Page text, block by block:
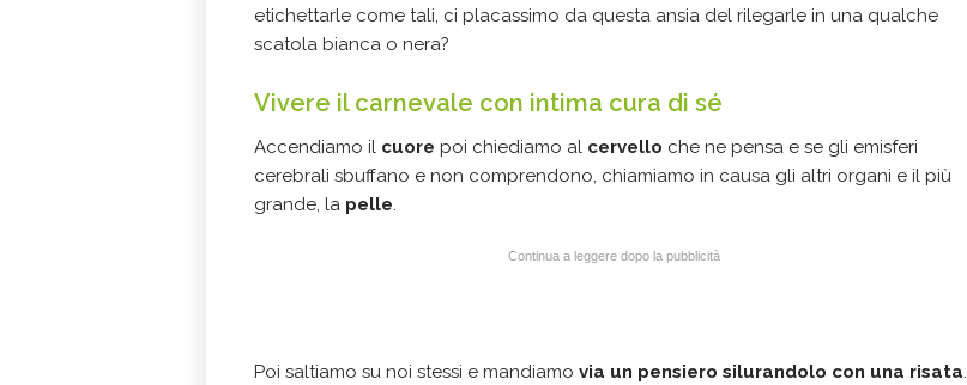
etichettarle come tali, ci placassimo da questa ansia del rilegarle in una qualche
scatola bianca o nera?
Vivere il carnevale con intima cura di sé
Accendiamo il cuore poi chiediamo al cervello che ne pensa e se gli emisferi
cerebrali sbuffano e non comprendono, chiamiamo in causa gli altri organi e il più
grande, la pelle.
Continua a leggere dopo la pubblicità
Poi saltiamo su noi stessi e mandiamo via un pensiero silurandolo con una risata.